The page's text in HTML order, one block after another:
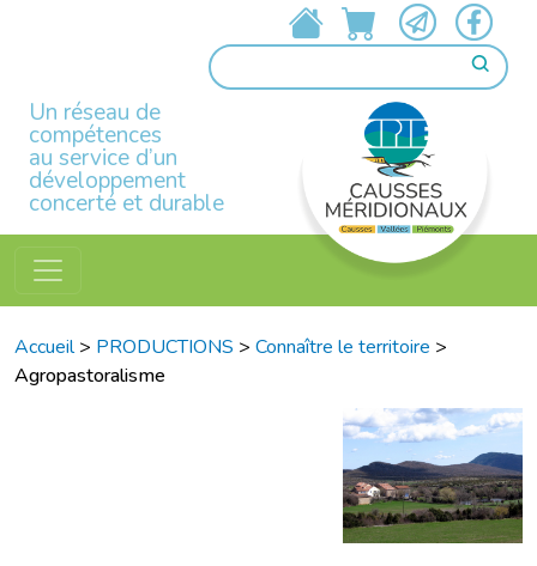
Un réseau de
compétences
au service d’un
développement
concerté et durable
Accueil> PRODUCTIONS > Connaître le territoire >
Agropastoralisme